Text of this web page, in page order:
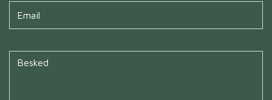
Untitled*
Untitled*